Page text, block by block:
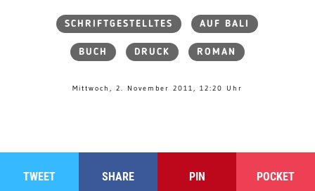
SCHRIFTGESTELLTES AUF BALI
BUCH DRUCK ROMAN
Mittwoch, 2. November 2011, 12:20 Uhr
TWEET SHARE PIN POCKET